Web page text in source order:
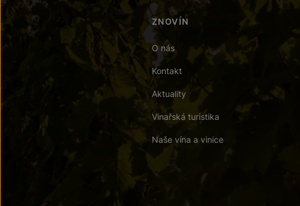
ZNOVÍN
O nás
Kontakt
Aktuality
Vinařská turistika
Naše vína a vinice